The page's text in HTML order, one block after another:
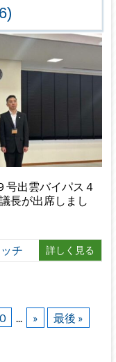
号出雲バイパス４
長が出席しまし
チ 詳しく見る
... » 最後 »